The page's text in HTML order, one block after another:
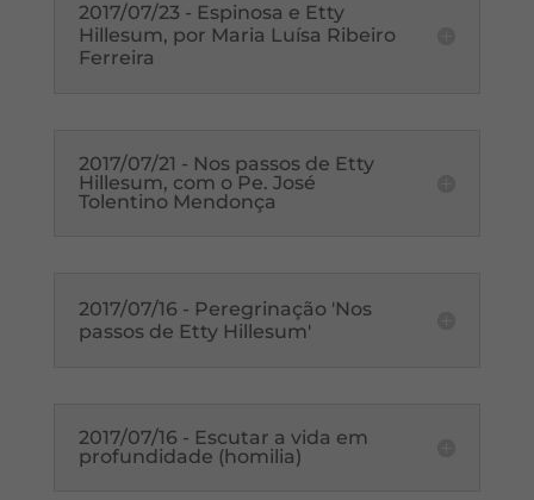
2017/07/23 - Espinosa e Etty
Hillesum, por Maria Luísa Ribeiro
Ferreira
2017/07/21 - Nos passos de Etty
Hillesum, com o Pe. José
Tolentino Mendonça
2017/07/16 - Peregrinação 'Nos
passos de Etty Hillesum'
2017/07/16 - Escutar a vida em
profundidade (homilia)